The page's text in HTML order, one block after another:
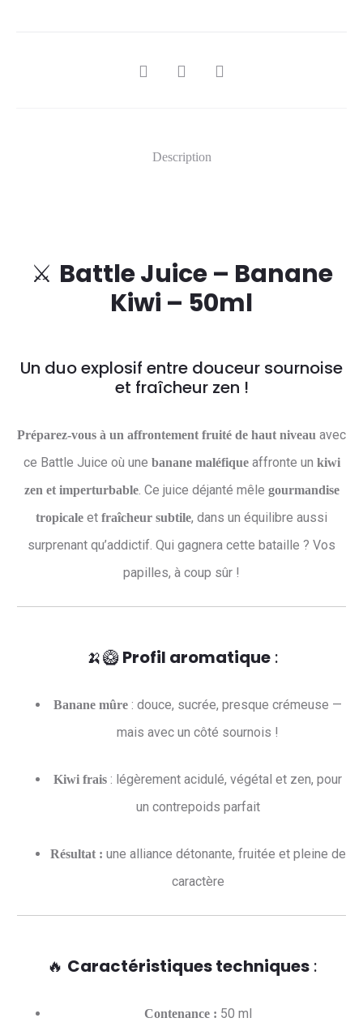
SHARE
Description
⚔️ Battle Juice – Banane
Kiwi – 50ml
Un duo explosif entre douceur sournoise
et fraîcheur zen !
Préparez-vous à un affrontement fruité de haut niveau avec
ce Battle Juice où une banane maléfiqueaffronte un kiwi
zen et imperturbable. Ce juice déjanté mêle gourmandise
tropicale et fraîcheur subtile, dans un équilibre aussi
surprenant qu’addictif. Qui gagnera cette bataille ? Vos
papilles, à coup sûr !
🍌🥝 Profil aromatique:
Banane mûre : douce, sucrée, presque crémeuse —
mais avec un côté sournois !
Kiwi frais : légèrement acidulé, végétal et zen, pour
un contrepoids parfait
Résultat : une alliance détonante, fruitée et pleine de
caractère
🔥 Caractéristiques techniques:
Contenance : 50 ml